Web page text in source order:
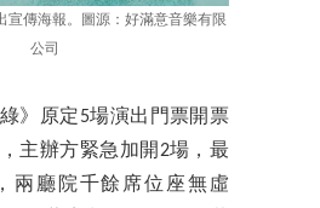
宣傳海報。圖源：好滿意音樂有限
公司
》原定5場演出門票開票
主辦方緊急加開2場，最
兩廳院千餘席位座無虛